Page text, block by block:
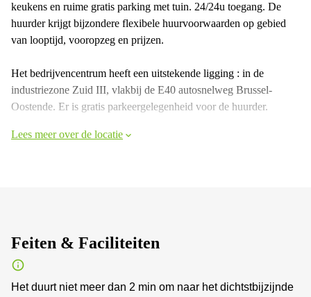
keukens en ruime gratis parking met tuin. 24/24u toegang. De
huurder krijgt bijzondere flexibele huurvoorwaarden op gebied
van looptijd, vooropzeg en prijzen.
Het bedrijvencentrum heeft een uitstekende ligging : in de
industriezone Zuid III, vlakbij de E40 autosnelweg Brussel-
Oostende. Er is gratis parkeergelegenheid voor de huurder.
Lees meer over de locatie
Feiten & Faciliteiten
Het duurt niet meer dan 2 min om naar het dichtstbijzijnde